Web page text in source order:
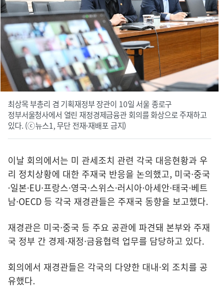
최상목 부총리 겸 기획재정부 장관이 10일 서울 종로구
정부서울청사에서 열린 재정경제금융관 회의를 화상으로 주재하고
있다. (ⓒ뉴스1, 무단 전재-재배포 금지)
이날 회의에서는 미 관세조치 관련 각국 대응현황과 우
리 정치상황에 대한 주재국 반응을 논의했고, 미국·중국
·일본·EU·프랑스·영국·스위스·러시아·아세안·태국·베트
남·OECD 등 각국 재경관들은 주재국 동향을 보고했다.
재경관은 미국·중국 등 주요 공관에 파견돼 본부와 주재
국 정부 간 경제·재정·금융협력 업무를 담당하고 있다.
회의에서 재경관들은 각국의 다양한 대내·외 조치를 공
유했다.